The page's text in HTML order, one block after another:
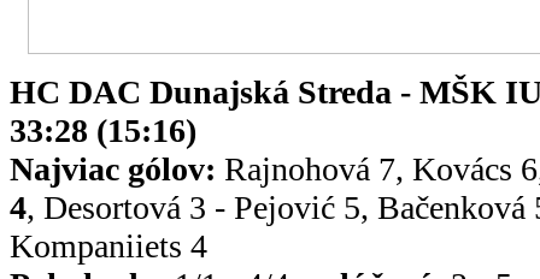
HC DAC Dunajská Streda - MŠK
33:28 (15:16)
Najviac gólov: Rajnohová 7, Kovács
4, Desortová 3 - Pejović 5, Bačenková
Kompaniiets 4